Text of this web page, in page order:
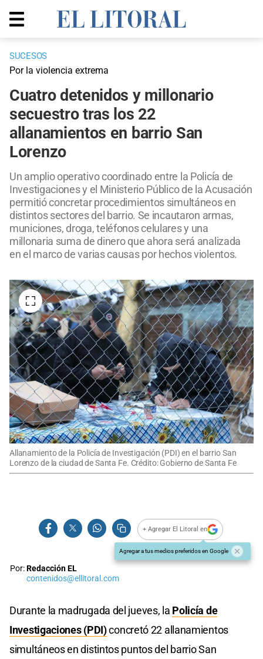
SUCESOS
Por la violencia extrema
Cuatro detenidos y millonario
secuestro tras los 22
allanamientos en barrio San
Lorenzo
Un amplio operativo coordinado entre la Policía de
Investigaciones y el Ministerio Público de la Acusación
permitió concretar procedimientos simultáneos en
distintos sectores del barrio. Se incautaron armas,
municiones, droga, teléfonos celulares y una
millonaria suma de dinero que ahora será analizada
en el marco de varias causas por hechos violentos.
Allanamiento de la Policía de Investigación (PDI) en el barrio San
Lorenzo de la ciudad de Santa Fe. Crédito: Gobierno de Santa Fe
+ Agregar El Litoral en
Agregar a tus medios preferidos en Google
Por:Redacción EL
contenidos@ellitoral.com
Durante la madrugada del jueves, la Policía de
Investigaciones (PDI)concretó 22 allanamientos
simultáneos en distintos puntos del barrio San